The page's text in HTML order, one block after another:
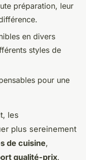
préparation, leur
en divers
styles de
pour une
les
plus sereinement
de cuisine,
qualité-prix.